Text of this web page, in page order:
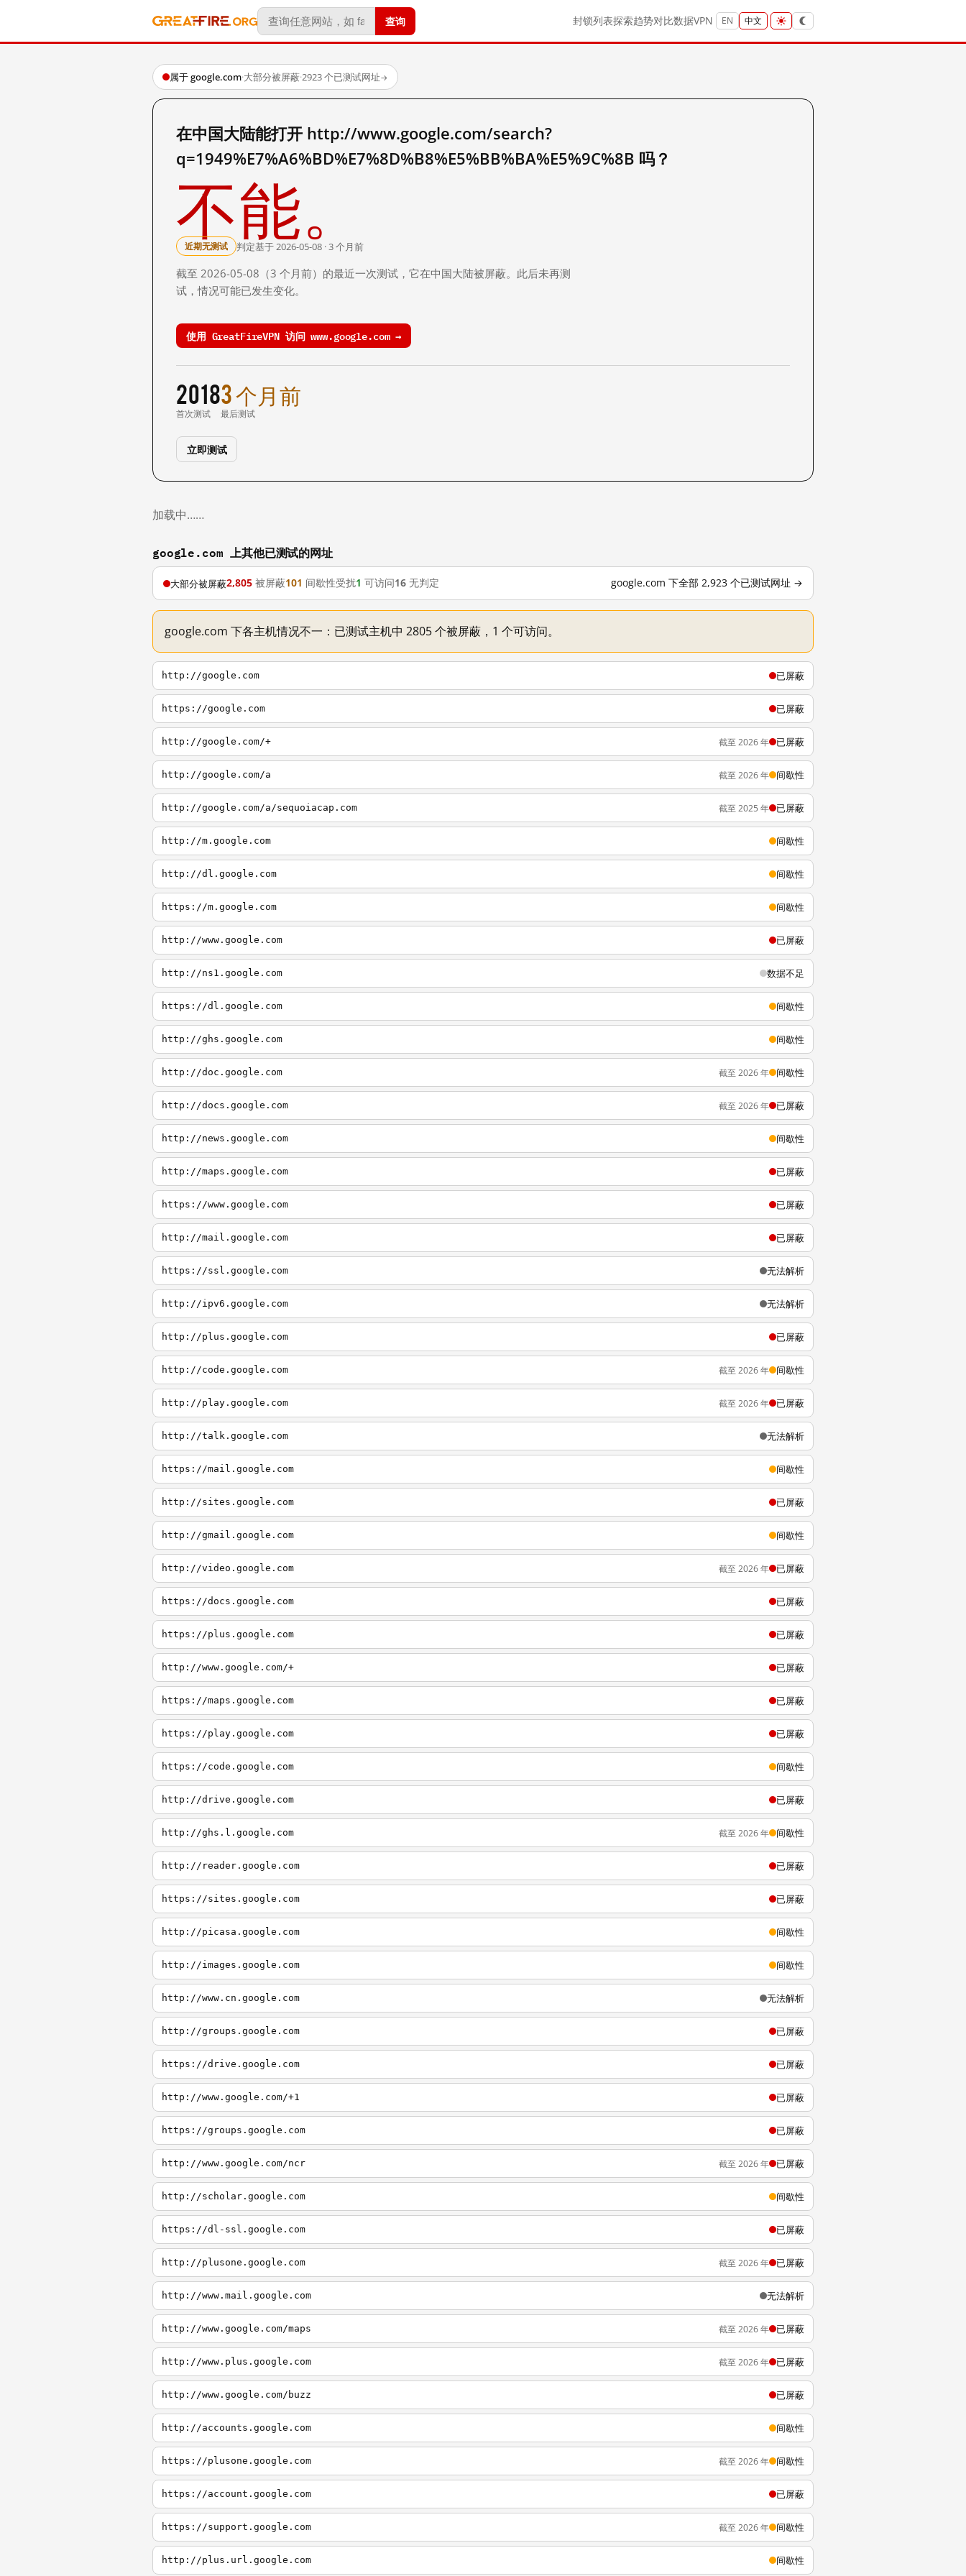
查询 封锁列表探索趋势对比数据VPN EN 中文
属于 google.com·大部分被屏蔽·2923 个已测试网址→
在中国大陆能打开 http://www.google.com/search?
q=1949%E7%A6%BD%E7%8D%B8%E5%BB%BA%E5%9C%8B 吗？
不能。
近期无测试 判定基于 2026-05-08 · 3 个月前
截至 2026-05-08（3 个月前）的最近一次测试，它在中国大陆被屏蔽。此后未再测
试，情况可能已发生变化。
使用 GreatFireVPN 访问 www.google.com →
2018
首次测试
3 个月前
最后测试
立即测试
加载中……
google.com 上其他已测试的网址
大部分被屏蔽2,805 被屏蔽101 间歇性受扰1 可访问16 无判定 google.com 下全部 2,923 个已测试网址 →
google.com 下各主机情况不一：已测试主机中 2805 个被屏蔽，1 个可访问。
http://google.com 已屏蔽
https://google.com 已屏蔽
http://google.com/+ 截至 2026 年 已屏蔽
http://google.com/a 截至 2026 年 间歇性
http://google.com/a/sequoiacap.com 截至 2025 年 已屏蔽
http://m.google.com 间歇性
http://dl.google.com 间歇性
https://m.google.com 间歇性
http://www.google.com 已屏蔽
http://ns1.google.com 数据不足
https://dl.google.com 间歇性
http://ghs.google.com 间歇性
http://doc.google.com 截至 2026 年 间歇性
http://docs.google.com 截至 2026 年 已屏蔽
http://news.google.com 间歇性
http://maps.google.com 已屏蔽
https://www.google.com 已屏蔽
http://mail.google.com 已屏蔽
https://ssl.google.com 无法解析
http://ipv6.google.com 无法解析
http://plus.google.com 已屏蔽
http://code.google.com 截至 2026 年 间歇性
http://play.google.com 截至 2026 年 已屏蔽
http://talk.google.com 无法解析
https://mail.google.com 间歇性
http://sites.google.com 已屏蔽
http://gmail.google.com 间歇性
http://video.google.com 截至 2026 年 已屏蔽
https://docs.google.com 已屏蔽
https://plus.google.com 已屏蔽
http://www.google.com/+ 已屏蔽
https://maps.google.com 已屏蔽
https://play.google.com 已屏蔽
https://code.google.com 间歇性
http://drive.google.com 已屏蔽
http://ghs.l.google.com 截至 2026 年 间歇性
http://reader.google.com 已屏蔽
https://sites.google.com 已屏蔽
http://picasa.google.com 间歇性
http://images.google.com 间歇性
http://www.cn.google.com 无法解析
http://groups.google.com 已屏蔽
https://drive.google.com 已屏蔽
http://www.google.com/+1 已屏蔽
https://groups.google.com 已屏蔽
http://www.google.com/ncr 截至 2026 年 已屏蔽
http://scholar.google.com 间歇性
https://dl-ssl.google.com 已屏蔽
http://plusone.google.com 截至 2026 年 已屏蔽
http://www.mail.google.com 无法解析
http://www.google.com/maps 截至 2026 年 已屏蔽
http://www.plus.google.com 截至 2026 年 已屏蔽
http://www.google.com/buzz 已屏蔽
http://accounts.google.com 间歇性
https://plusone.google.com 截至 2026 年 间歇性
https://account.google.com 已屏蔽
https://support.google.com 截至 2026 年 间歇性
http://plus.url.google.com 间歇性